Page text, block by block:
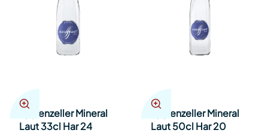
Appenzeller Mineral
Laut 33cl Har 24
Appenzeller Mineral
Laut 50cl Har 20